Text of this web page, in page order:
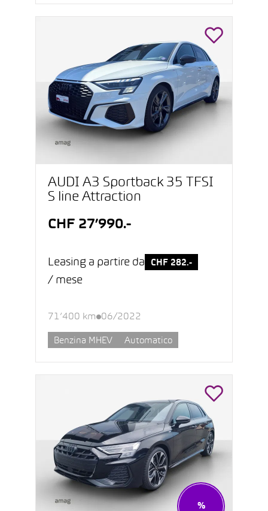
AUDI A3 Sportback 35 TFSI
S line Attraction
CHF 27’990.-
Leasing a partire da CHF 282.-
/ mese
71’400 km 06/2022
Benzina MHEV Automatico
%